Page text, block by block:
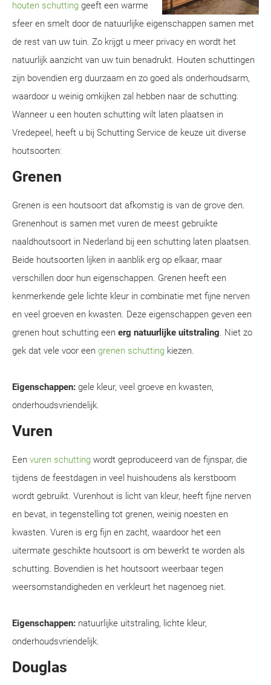
houten schutting geeft een warme
sfeer en smelt door de natuurlijke eigenschappen samen met
de rest van uw tuin. Zo krijgt u meer privacy en wordt het
natuurlijk aanzicht van uw tuin benadrukt. Houten schuttingen
zijn bovendien erg duurzaam en zo goed als onderhoudsarm,
waardoor u weinig omkijken zal hebben naar de schutting.
Wanneer u een houten schutting wilt laten plaatsen in
Vredepeel, heeft u bij Schutting Service de keuze uit diverse
houtsoorten:
Grenen
Grenen is een houtsoort dat afkomstig is van de grove den.
Grenenhout is samen met vuren de meest gebruikte
naaldhoutsoort in Nederland bij een schutting laten plaatsen.
Beide houtsoorten lijken in aanblik erg op elkaar, maar
verschillen door hun eigenschappen. Grenen heeft een
kenmerkende gele lichte kleur in combinatie met fijne nerven
en veel groeven en kwasten. Deze eigenschappen geven een
grenen hout schutting een erg natuurlijke uitstraling. Niet zo
gek dat vele voor een grenen schutting kiezen.
Eigenschappen: gele kleur, veel groeve en kwasten,
onderhoudsvriendelijk.
Vuren
Een vuren schutting wordt geproduceerd van de fijnspar, die
tijdens de feestdagen in veel huishoudens als kerstboom
wordt gebruikt. Vurenhout is licht van kleur, heeft fijne nerven
en bevat, in tegenstelling tot grenen, weinig noesten en
kwasten. Vuren is erg fijn en zacht, waardoor het een
uitermate geschikte houtsoort is om bewerkt te worden als
schutting. Bovendien is het houtsoort weerbaar tegen
weersomstandigheden en verkleurt het nagenoeg niet.
Eigenschappen: natuurlijke uitstraling, lichte kleur,
onderhoudsvriendelijk.
Douglas